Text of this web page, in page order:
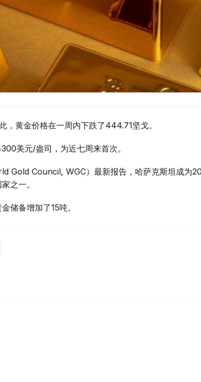
，黄金价格在一周内下跌了444.71坚戈。
美元/盎司，为近七周来首次。
Gold Council, WGC）最新报告，哈萨克斯坦成为
之一。
储备增加了15吨。